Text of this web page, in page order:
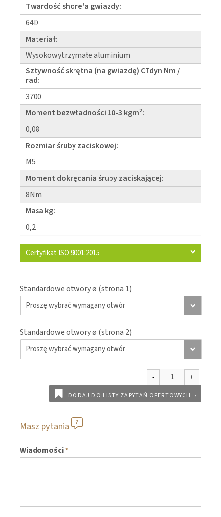
Twardość shore'a gwiazdy:
64D
Materiał:
Wysokowytrzymałe aluminium
Sztywność skrętna (na gwiazdę) CTdyn Nm /
rad:
3700
Moment bezwładności 10-3 kgm²:
0,08
Rozmiar śruby zaciskowej:
M5
Moment dokręcania śruby zaciskającej:
8Nm
Masa kg:
0,2
Certyfikat ISO 9001:2015
Standardowe otwory ø (strona 1)
Standardowe otwory ø (strona 2)
DODAJ DO LISTY ZAPYTAŃ OFERTOWYCH
Masz pytania
Wiadomości*